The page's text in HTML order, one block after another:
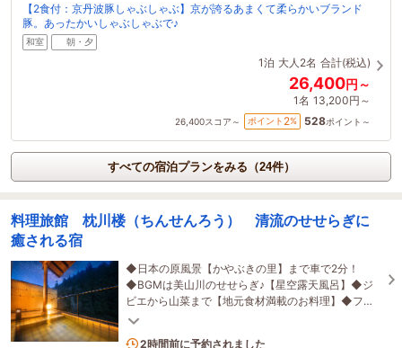
【2食付：京丹波豚しゃぶしゃぶ】京が誇るあまくて柔らかいブランド
豚。あったかいしゃぶしゃぶで♪
和室 朝・夕
1泊 大人2名 合計(税込)
26,400円～
1名 13,200円～
26,400スコア～ ポイント 2% 528ポイント～
すべての宿泊プランをみる（24件）
料理旅館 枕川楼（ちんせんろう） 清流のせせらぎに
癒される宿
◆日本の原風景【かやぶきの里】まで車で2分！
◆BGMは美山川のせせらぎ♪【星空露天風呂】◆ジ
ビエから山菜まで【地元食材満載のお料理】◆ファ
ミリー歓迎【ベビー湯上げサービス】
1名がこの宿を見ています